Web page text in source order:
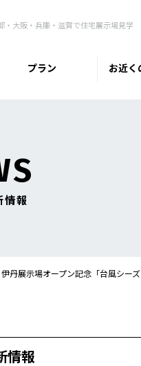
大阪・兵庫・滋賀で住宅展示場見学
プラン お近く
情報
伊丹展示場オープン記念「台風シー
情報